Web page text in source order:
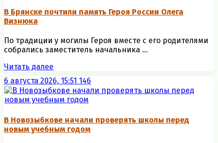
В Брянске почтили память Героя России Олега
Визнюка
По традиции у могилы Героя вместе с его родителями
собрались заместитель начальника ...
Читать далее
6 августа 2026, 15:51 146
В Новозыбкове начали проверять школы перед
новым учебным годом